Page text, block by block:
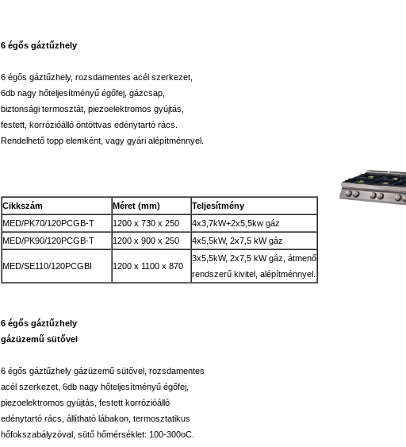
6 égős gáztűzhely
6 égős gáztűzhely, rozsdamentes acél szerkezet,
6db nagy hőteljesítményű égőfej, gázcsap,
biztonsági termosztát, piezoelektromos gyújtás,
festett, korrózióálló öntöttvas edénytartó rács.
Rendelhető topp elemként, vagy gyári alépítménnyel.
Cikkszám Méret (mm)
Teljesítmény
MED/PK70/120PCGB-T
1200 x 730 x 250
4x3,7kW+2x5,5kw gáz
MED/PK90/120PCGB-T
1200 x 900 x 250 4x5,5kW, 2x7,5 kW gáz
MED/SE110/120PCGBI 1200 x 1100 x 870
3x5,5kW, 2x7,5 kW gáz, átmenő
rendszerű kivitel, alépítménnyel.
6 égős gáztűzhely
gázüzemű sütővel
6 égős gáztűzhely gázüzemű sütővel, rozsdamentes
acél szerkezet, 6db nagy hőteljesítményű égőfej,
piezoelektromos gyújtás, festett korrózióálló
edénytartó rács, állítható lábakon, termosztatikus
hőfokszabályzóval, sütő hőmérséklet: 100-300oC.